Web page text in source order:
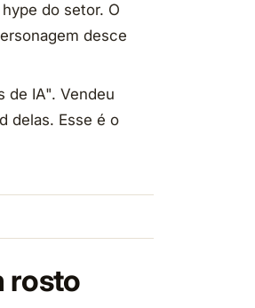
do setor. O
desce
de IA". Vendeu
delas. Esse é o
rosto